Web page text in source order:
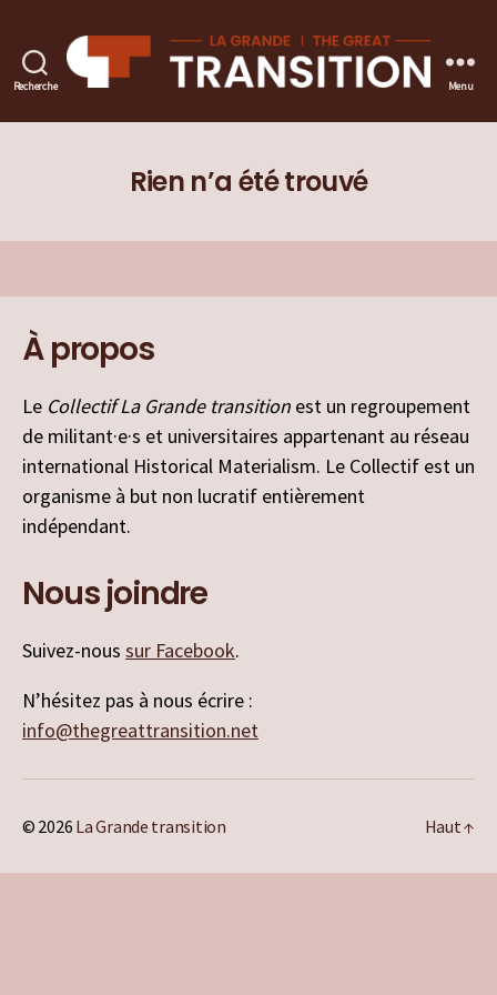
Recherche
Grande
Menu
Rien n’a été trouvé
À propos
Le Collectif La Grande transition est un regroupement
de militant·e·s et universitaires appartenant au réseau
international Historical Materialism. Le Collectif est un
organisme à but non lucratif entièrement
indépendant.
Nous joindre
Suivez-nous sur Facebook.
N’hésitez pas à nous écrire :
info@thegreattransition.net
© 2026 La Grande transition Haut↑